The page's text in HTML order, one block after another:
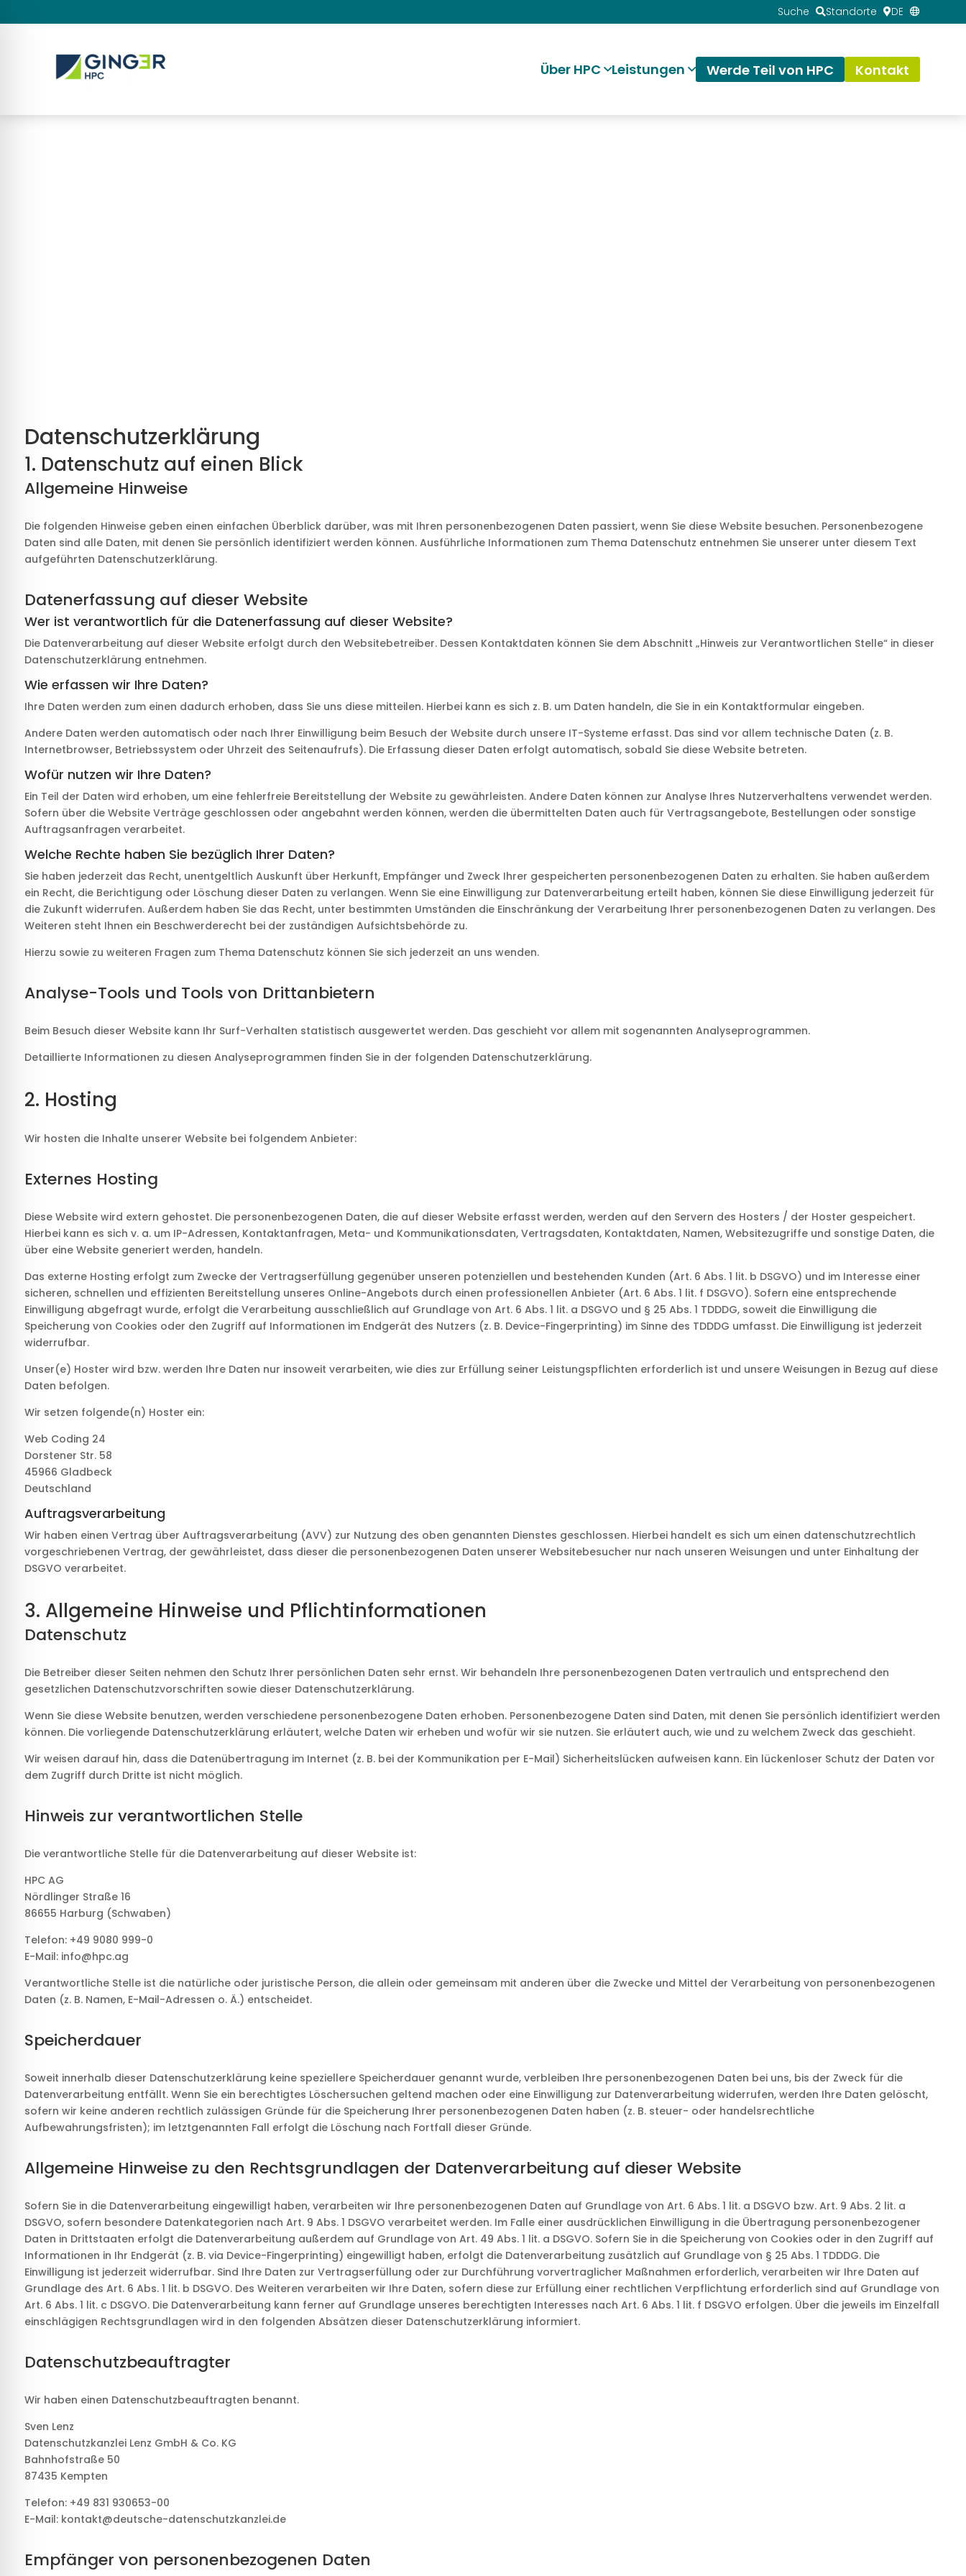
Suche Standorte DE
Über HPC Leistungen Werde Teil von HPC Kontakt
Datenschutz­erklärung
1. Datenschutz auf einen Blick
Allgemeine Hinweise
Die folgenden Hinweise geben einen einfachen Überblick darüber, was mit Ihren personenbezogenen Daten passiert, wenn Sie diese Website besuchen. Personenbezogene
Daten sind alle Daten, mit denen Sie persönlich identifiziert werden können. Ausführliche Informationen zum Thema Datenschutz entnehmen Sie unserer unter diesem Text
aufgeführten Datenschutzerklärung.
Datenerfassung auf dieser Website
Wer ist verantwortlich für die Datenerfassung auf dieser Website?
Die Datenverarbeitung auf dieser Website erfolgt durch den Websitebetreiber. Dessen Kontaktdaten können Sie dem Abschnitt „Hinweis zur Verantwortlichen Stelle“ in dieser
Datenschutzerklärung entnehmen.
Wie erfassen wir Ihre Daten?
Ihre Daten werden zum einen dadurch erhoben, dass Sie uns diese mitteilen. Hierbei kann es sich z. B. um Daten handeln, die Sie in ein Kontaktformular eingeben.
Andere Daten werden automatisch oder nach Ihrer Einwilligung beim Besuch der Website durch unsere IT-Systeme erfasst. Das sind vor allem technische Daten (z. B.
Internetbrowser, Betriebssystem oder Uhrzeit des Seitenaufrufs). Die Erfassung dieser Daten erfolgt automatisch, sobald Sie diese Website betreten.
Wofür nutzen wir Ihre Daten?
Ein Teil der Daten wird erhoben, um eine fehlerfreie Bereitstellung der Website zu gewährleisten. Andere Daten können zur Analyse Ihres Nutzerverhaltens verwendet werden.
Sofern über die Website Verträge geschlossen oder angebahnt werden können, werden die übermittelten Daten auch für Vertragsangebote, Bestellungen oder sonstige
Auftragsanfragen verarbeitet.
Welche Rechte haben Sie bezüglich Ihrer Daten?
Sie haben jederzeit das Recht, unentgeltlich Auskunft über Herkunft, Empfänger und Zweck Ihrer gespeicherten personenbezogenen Daten zu erhalten. Sie haben außerdem
ein Recht, die Berichtigung oder Löschung dieser Daten zu verlangen. Wenn Sie eine Einwilligung zur Datenverarbeitung erteilt haben, können Sie diese Einwilligung jederzeit für
die Zukunft widerrufen. Außerdem haben Sie das Recht, unter bestimmten Umständen die Einschränkung der Verarbeitung Ihrer personenbezogenen Daten zu verlangen. Des
Weiteren steht Ihnen ein Beschwerderecht bei der zuständigen Aufsichtsbehörde zu.
Hierzu sowie zu weiteren Fragen zum Thema Datenschutz können Sie sich jederzeit an uns wenden.
Analyse-Tools und Tools von Dritt­anbietern
Beim Besuch dieser Website kann Ihr Surf-Verhalten statistisch ausgewertet werden. Das geschieht vor allem mit sogenannten Analyseprogrammen.
Detaillierte Informationen zu diesen Analyseprogrammen finden Sie in der folgenden Datenschutzerklärung.
2. Hosting
Wir hosten die Inhalte unserer Website bei folgendem Anbieter:
Externes Hosting
Diese Website wird extern gehostet. Die personenbezogenen Daten, die auf dieser Website erfasst werden, werden auf den Servern des Hosters / der Hoster gespeichert.
Hierbei kann es sich v. a. um IP-Adressen, Kontaktanfragen, Meta- und Kommunikationsdaten, Vertragsdaten, Kontaktdaten, Namen, Websitezugriffe und sonstige Daten, die
über eine Website generiert werden, handeln.
Das externe Hosting erfolgt zum Zwecke der Vertragserfüllung gegenüber unseren potenziellen und bestehenden Kunden (Art. 6 Abs. 1 lit. b DSGVO) und im Interesse einer
sicheren, schnellen und effizienten Bereitstellung unseres Online-Angebots durch einen professionellen Anbieter (Art. 6 Abs. 1 lit. f DSGVO). Sofern eine entsprechende
Einwilligung abgefragt wurde, erfolgt die Verarbeitung ausschließlich auf Grundlage von Art. 6 Abs. 1 lit. a DSGVO und § 25 Abs. 1 TDDDG, soweit die Einwilligung die
Speicherung von Cookies oder den Zugriff auf Informationen im Endgerät des Nutzers (z. B. Device-Fingerprinting) im Sinne des TDDDG umfasst. Die Einwilligung ist jederzeit
widerrufbar.
Unser(e) Hoster wird bzw. werden Ihre Daten nur insoweit verarbeiten, wie dies zur Erfüllung seiner Leistungspflichten erforderlich ist und unsere Weisungen in Bezug auf diese
Daten befolgen.
Wir setzen folgende(n) Hoster ein:
Web Coding 24
Dorstener Str. 58
45966 Gladbeck
Deutschland
Auftragsverarbeitung
Wir haben einen Vertrag über Auftragsverarbeitung (AVV) zur Nutzung des oben genannten Dienstes geschlossen. Hierbei handelt es sich um einen datenschutzrechtlich
vorgeschriebenen Vertrag, der gewährleistet, dass dieser die personenbezogenen Daten unserer Websitebesucher nur nach unseren Weisungen und unter Einhaltung der
DSGVO verarbeitet.
3. Allgemeine Hinweise und Pflicht­informationen
Datenschutz
Die Betreiber dieser Seiten nehmen den Schutz Ihrer persönlichen Daten sehr ernst. Wir behandeln Ihre personenbezogenen Daten vertraulich und entsprechend den
gesetzlichen Datenschutzvorschriften sowie dieser Datenschutzerklärung.
Wenn Sie diese Website benutzen, werden verschiedene personenbezogene Daten erhoben. Personenbezogene Daten sind Daten, mit denen Sie persönlich identifiziert werden
können. Die vorliegende Datenschutzerklärung erläutert, welche Daten wir erheben und wofür wir sie nutzen. Sie erläutert auch, wie und zu welchem Zweck das geschieht.
Wir weisen darauf hin, dass die Datenübertragung im Internet (z. B. bei der Kommunikation per E-Mail) Sicherheitslücken aufweisen kann. Ein lückenloser Schutz der Daten vor
dem Zugriff durch Dritte ist nicht möglich.
Hinweis zur verantwortlichen Stelle
Die verantwortliche Stelle für die Datenverarbeitung auf dieser Website ist:
HPC AG
Nördlinger Straße 16
86655 Harburg (Schwaben)
Telefon: +49 9080 999-0
E-Mail: info@hpc.ag
Verantwortliche Stelle ist die natürliche oder juristische Person, die allein oder gemeinsam mit anderen über die Zwecke und Mittel der Verarbeitung von personenbezogenen
Daten (z. B. Namen, E-Mail-Adressen o. Ä.) entscheidet.
Speicherdauer
Soweit innerhalb dieser Datenschutzerklärung keine speziellere Speicherdauer genannt wurde, verbleiben Ihre personenbezogenen Daten bei uns, bis der Zweck für die
Datenverarbeitung entfällt. Wenn Sie ein berechtigtes Löschersuchen geltend machen oder eine Einwilligung zur Datenverarbeitung widerrufen, werden Ihre Daten gelöscht,
sofern wir keine anderen rechtlich zulässigen Gründe für die Speicherung Ihrer personenbezogenen Daten haben (z. B. steuer- oder handelsrechtliche
Aufbewahrungsfristen); im letztgenannten Fall erfolgt die Löschung nach Fortfall dieser Gründe.
Allgemeine Hinweise zu den Rechtsgrundlagen der Datenverarbeitung auf dieser Website
Sofern Sie in die Datenverarbeitung eingewilligt haben, verarbeiten wir Ihre personenbezogenen Daten auf Grundlage von Art. 6 Abs. 1 lit. a DSGVO bzw. Art. 9 Abs. 2 lit. a
DSGVO, sofern besondere Datenkategorien nach Art. 9 Abs. 1 DSGVO verarbeitet werden. Im Falle einer ausdrücklichen Einwilligung in die Übertragung personenbezogener
Daten in Drittstaaten erfolgt die Datenverarbeitung außerdem auf Grundlage von Art. 49 Abs. 1 lit. a DSGVO. Sofern Sie in die Speicherung von Cookies oder in den Zugriff auf
Informationen in Ihr Endgerät (z. B. via Device-Fingerprinting) eingewilligt haben, erfolgt die Datenverarbeitung zusätzlich auf Grundlage von § 25 Abs. 1 TDDDG. Die
Einwilligung ist jederzeit widerrufbar. Sind Ihre Daten zur Vertragserfüllung oder zur Durchführung vorvertraglicher Maßnahmen erforderlich, verarbeiten wir Ihre Daten auf
Grundlage des Art. 6 Abs. 1 lit. b DSGVO. Des Weiteren verarbeiten wir Ihre Daten, sofern diese zur Erfüllung einer rechtlichen Verpflichtung erforderlich sind auf Grundlage von
Art. 6 Abs. 1 lit. c DSGVO. Die Datenverarbeitung kann ferner auf Grundlage unseres berechtigten Interesses nach Art. 6 Abs. 1 lit. f DSGVO erfolgen. Über die jeweils im Einzelfall
einschlägigen Rechtsgrundlagen wird in den folgenden Absätzen dieser Datenschutzerklärung informiert.
Datenschutz­beauftragter
Wir haben einen Datenschutzbeauftragten benannt.
Sven Lenz
Datenschutzkanzlei Lenz GmbH & Co. KG
Bahnhofstraße 50
87435 Kempten
Telefon: +49 831 930653-00
E-Mail: kontakt@deutsche-datenschutzkanzlei.de
Empfänger von personenbezogenen Daten